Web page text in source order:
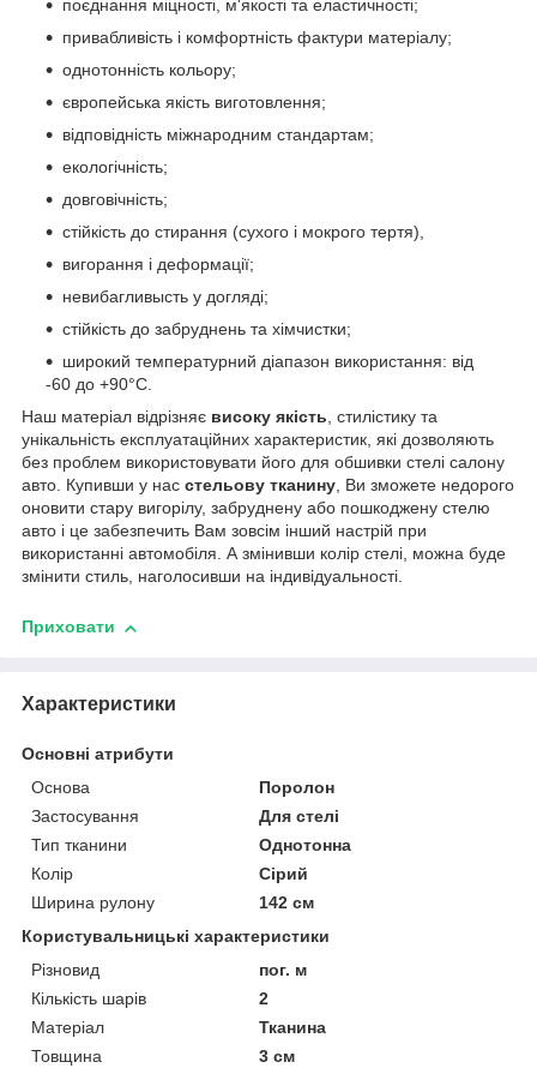
поєднання міцності, м'якості та еластичності;
привабливість і комфортність фактури матеріалу;
однотонність кольору;
європейська якість виготовлення;
відповідність міжнародним стандартам;
екологічність;
довговічність;
стійкість до стирання (сухого і мокрого тертя),
вигорання і деформації;
невибагливысть у догляді;
стійкість до забруднень та хімчистки;
широкий температурний діапазон використання: від
-60 до +90°С.
Наш матеріал відрізняє високу якість, стилістику та
унікальність експлуатаційних характеристик, які дозволяють
без проблем використовувати його для обшивки стелі салону
авто. Купивши у нас стельову тканину, Ви зможете недорого
оновити стару вигорілу, забруднену або пошкоджену стелю
авто і це забезпечить Вам зовсім інший настрій при
використанні автомобіля. А змінивши колір стелі, можна буде
змінити стиль, наголосивши на індивідуальності.
Приховати
Характеристики
Основні атрибути
Основа
Поролон
Застосування
Для стелі
Тип тканини
Однотонна
Колір
Сірий
Ширина рулону
142 см
Користувальницькі характеристики
Різновид
пог. м
Кількість шарів
2
Матеріал
Тканина
Товщина
3 см